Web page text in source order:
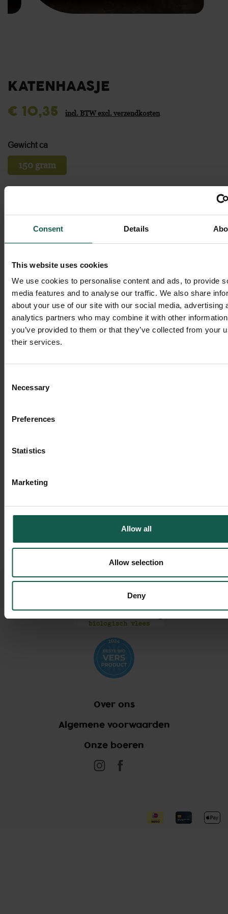
Consent Details
This website uses cookies
We use cookies to personalise content and ads, to provide
media features and to analyse our traffic. We also share
about your use of our site with our social media, advertising
analytics partners who may combine it with other
you’ve provided to them or that they’ve collected from your
their services.
Selection
Necessary
Preferences
Statistics
Marketing
Allow all
Allow selection
Deny
KATENHAASJE
€ 10,35 ‌
incl. BTW excl. verzendkosten
Gewicht ca
150 gram
2 Stuks
In het winkelmandje
Een katenhaasje is een mooi hoog stuk van de
varkenshaas, omwikkeld met katenspek en afgelakt
met een mooie kruidige marinade.
Gekoeld geleverd in heel Nederland
Heeft u vragen over allergenen, neemcontact
Over ons
Algemene voorwaarden
Onze boeren